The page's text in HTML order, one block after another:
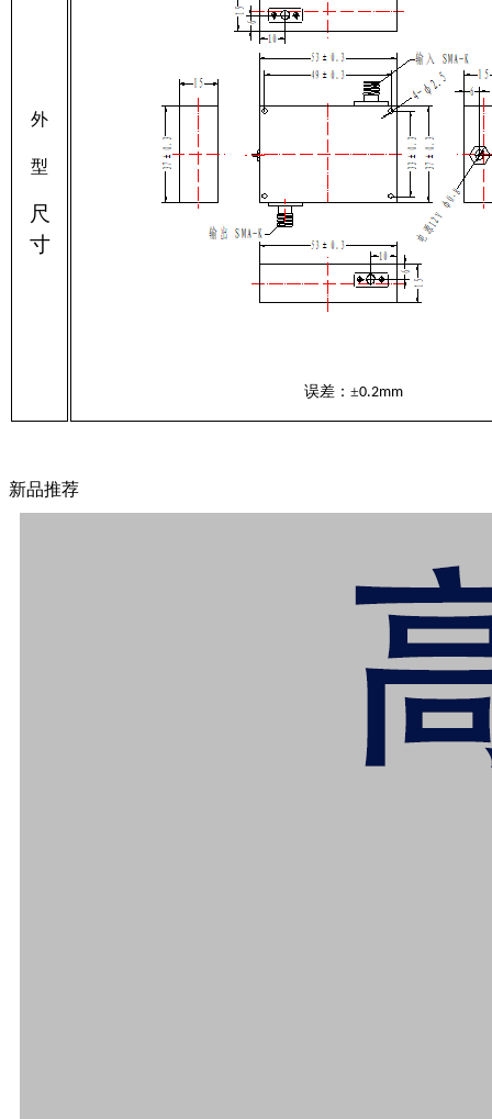
外
型
尺
寸
误差： ±0.2mm
新品推荐